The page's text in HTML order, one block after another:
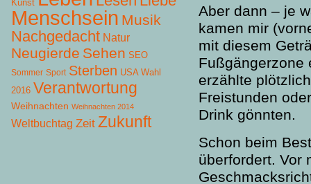
Aber dann – je
kamen mir
mit diesem
Fußgängerzone
erzählte
Freistunden
Drink gönnten.
Schon beim
überfordert. Vor
Kunst
Menschsein Musik
Nachgedacht Natur
Neugierde Sehen SEO
Sommer Sport Sterben USA Wahl
2016 Verantwortung
Weihnachten Weihnachten 2014
Weltbuchtag Zeit Zukunft